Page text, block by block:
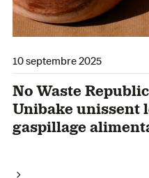
10 septembre 2025
No Waste
Unibake unissent
gaspillage